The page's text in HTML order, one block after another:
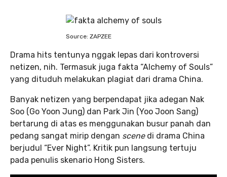
Source: ZAPZEE
Drama hits tentunya nggak lepas dari kontroversi
netizen, nih. Termasuk juga fakta “Alchemy of Souls”
yang dituduh melakukan plagiat dari drama China.
Banyak netizen yang berpendapat jika adegan Nak
Soo (Go Yoon Jung) dan Park Jin (Yoo Joon Sang)
bertarung di atas es menggunakan busur panah dan
pedang sangat mirip dengan scenedi drama China
berjudul “Ever Night”. Kritik pun langsung tertuju
pada penulis skenario Hong Sisters.